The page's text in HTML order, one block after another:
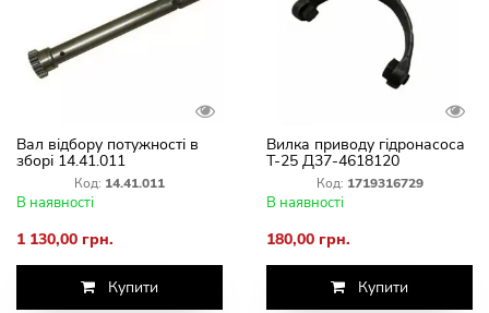
Вал відбору потужності в
зборі 14.41.011
Код: 14.41.011
В наявності
1 130,00 грн.
Купити
Вилка приводу гідронасоса
Т-25 Д37-4618120
Код: 1719316729
В наявності
180,00 грн.
Купити